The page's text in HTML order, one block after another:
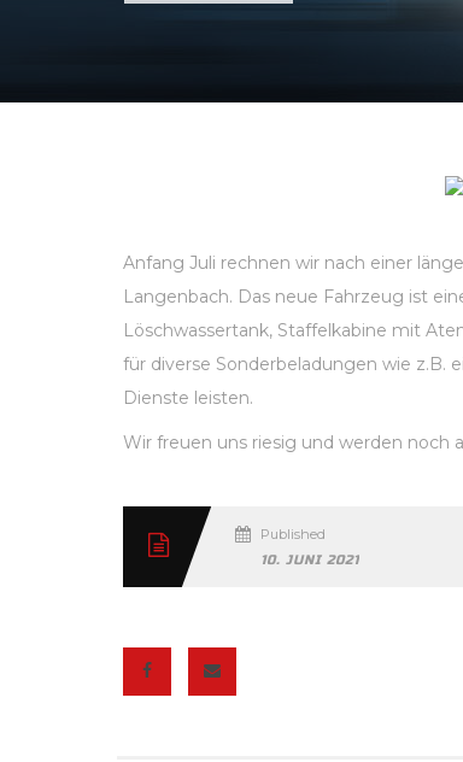
Anfang Juli rechnen wir nach einer
Langenbach. Das neue Fahrzeug ist
Löschwassertank, Staffelkabine mit
für diverse Sonderbeladungen wie z.B.
Dienste leisten.
Wir freuen uns riesig und werden noch
Published
10. JUNI 2021